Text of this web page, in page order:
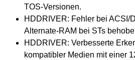
TOS-Versionen.
HDDRIVER: Fehler bei ACSI/
Alternate-RAM bei STs
HDDRIVER: Verbesserte
kompatibler Medien mit einer